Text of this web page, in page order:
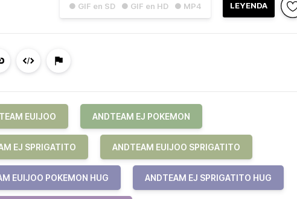
● GIF en SD ● GIF en HD ● MP4 LEYENDA
EUIJOO ANDTEAM EJ POKEMON
EJ SPRIGATITO ANDTEAM EUIJOO SPRIGATITO
EUIJOO POKEMON HUG ANDTEAM EJ SPRIGATITO HUG